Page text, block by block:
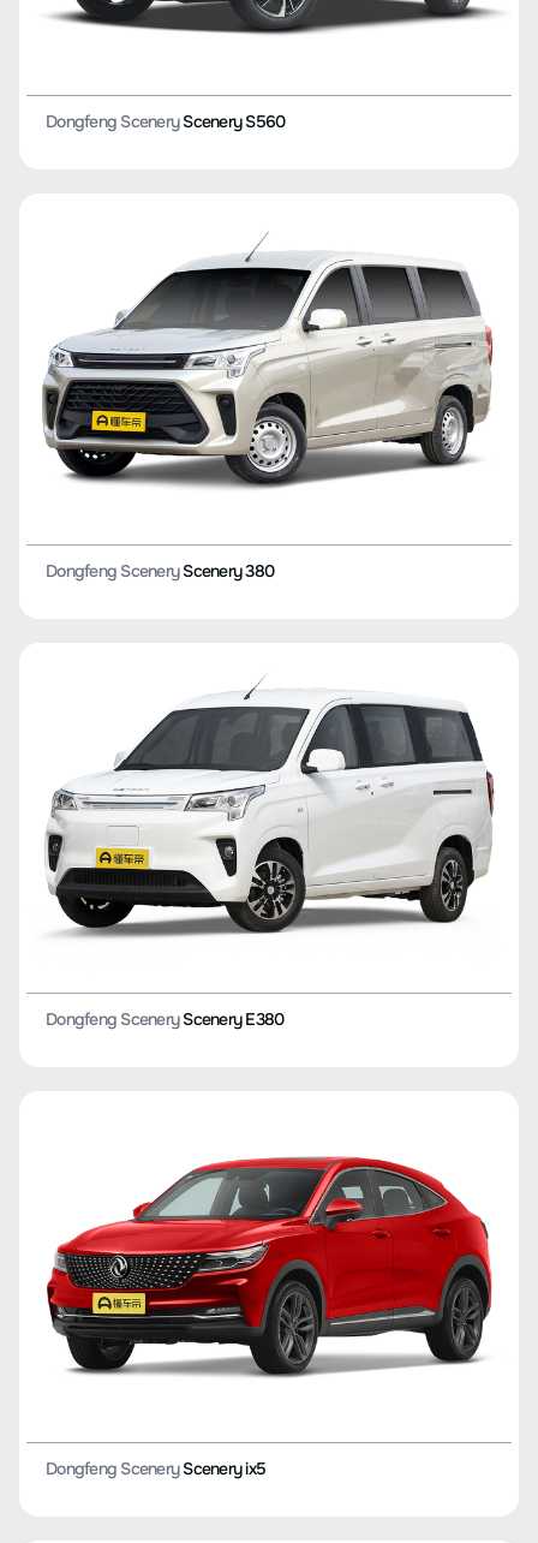
Dongfeng SceneryScenery S560
Dongfeng SceneryScenery 380
Dongfeng SceneryScenery E380
Dongfeng SceneryScenery ix5